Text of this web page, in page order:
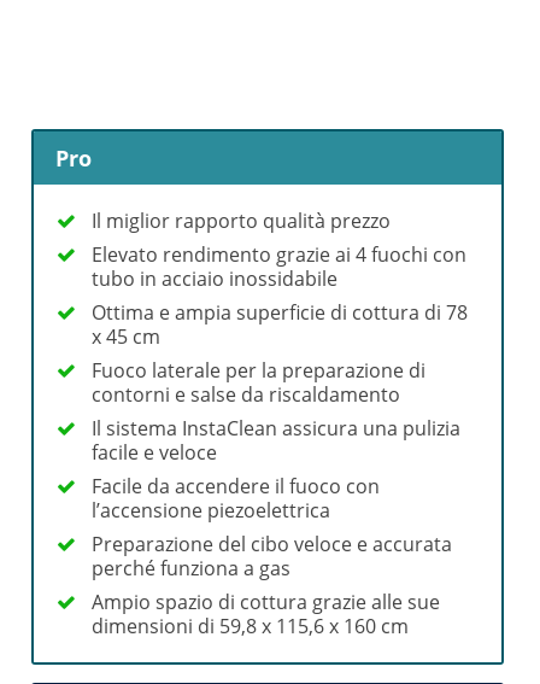
Pro
Il miglior rapporto qualità prezzo
Elevato rendimento grazie ai 4 fuochi con
tubo in acciaio inossidabile
Ottima e ampia superficie di cottura di 78
x 45 cm
Fuoco laterale per la preparazione di
contorni e salse da riscaldamento
Il sistema InstaClean assicura una pulizia
facile e veloce
Facile da accendere il fuoco con
l’accensione piezoelettrica
Preparazione del cibo veloce e accurata
perché funziona a gas
Ampio spazio di cottura grazie alle sue
dimensioni di 59,8 x 115,6 x 160 cm